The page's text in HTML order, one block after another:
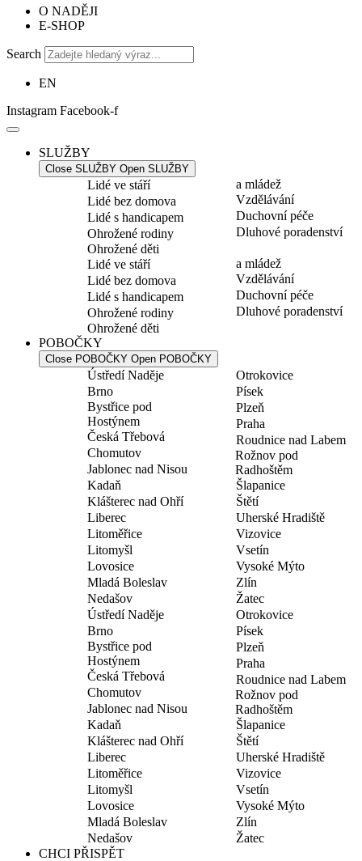
O NADĚJI
E-SHOP
Search
EN
Instagram Facebook-f
SLUŽBY
Close SLUŽBY Open SLUŽBY
Lidé ve stáří
Lidé bez domova
Lidé s handicapem
Ohrožené rodiny
Ohrožené děti
a mládež
Vzdělávání
Duchovní péče
Dluhové poradenství
Lidé ve stáří
Lidé bez domova
Lidé s handicapem
Ohrožené rodiny
Ohrožené děti
a mládež
Vzdělávání
Duchovní péče
Dluhové poradenství
POBOČKY
Close POBOČKY Open POBOČKY
Ústředí Naděje
Brno
Bystřice pod
Hostýnem
Česká Třebová
Chomutov
Jablonec nad Nisou
Kadaň
Klášterec nad Ohří
Liberec
Litoměřice
Litomyšl
Lovosice
Mladá Boleslav
Nedašov
Otrokovice
Písek
Plzeň
Praha
Roudnice nad Labem
Rožnov pod
Radhoštěm
Šlapanice
Štětí
Uherské Hradiště
Vizovice
Vsetín
Vysoké Mýto
Zlín
Žatec
Ústředí Naděje
Brno
Bystřice pod
Hostýnem
Česká Třebová
Chomutov
Jablonec nad Nisou
Kadaň
Klášterec nad Ohří
Liberec
Litoměřice
Litomyšl
Lovosice
Mladá Boleslav
Nedašov
Otrokovice
Písek
Plzeň
Praha
Roudnice nad Labem
Rožnov pod
Radhoštěm
Šlapanice
Štětí
Uherské Hradiště
Vizovice
Vsetín
Vysoké Mýto
Zlín
Žatec
CHCI PŘISPĚT